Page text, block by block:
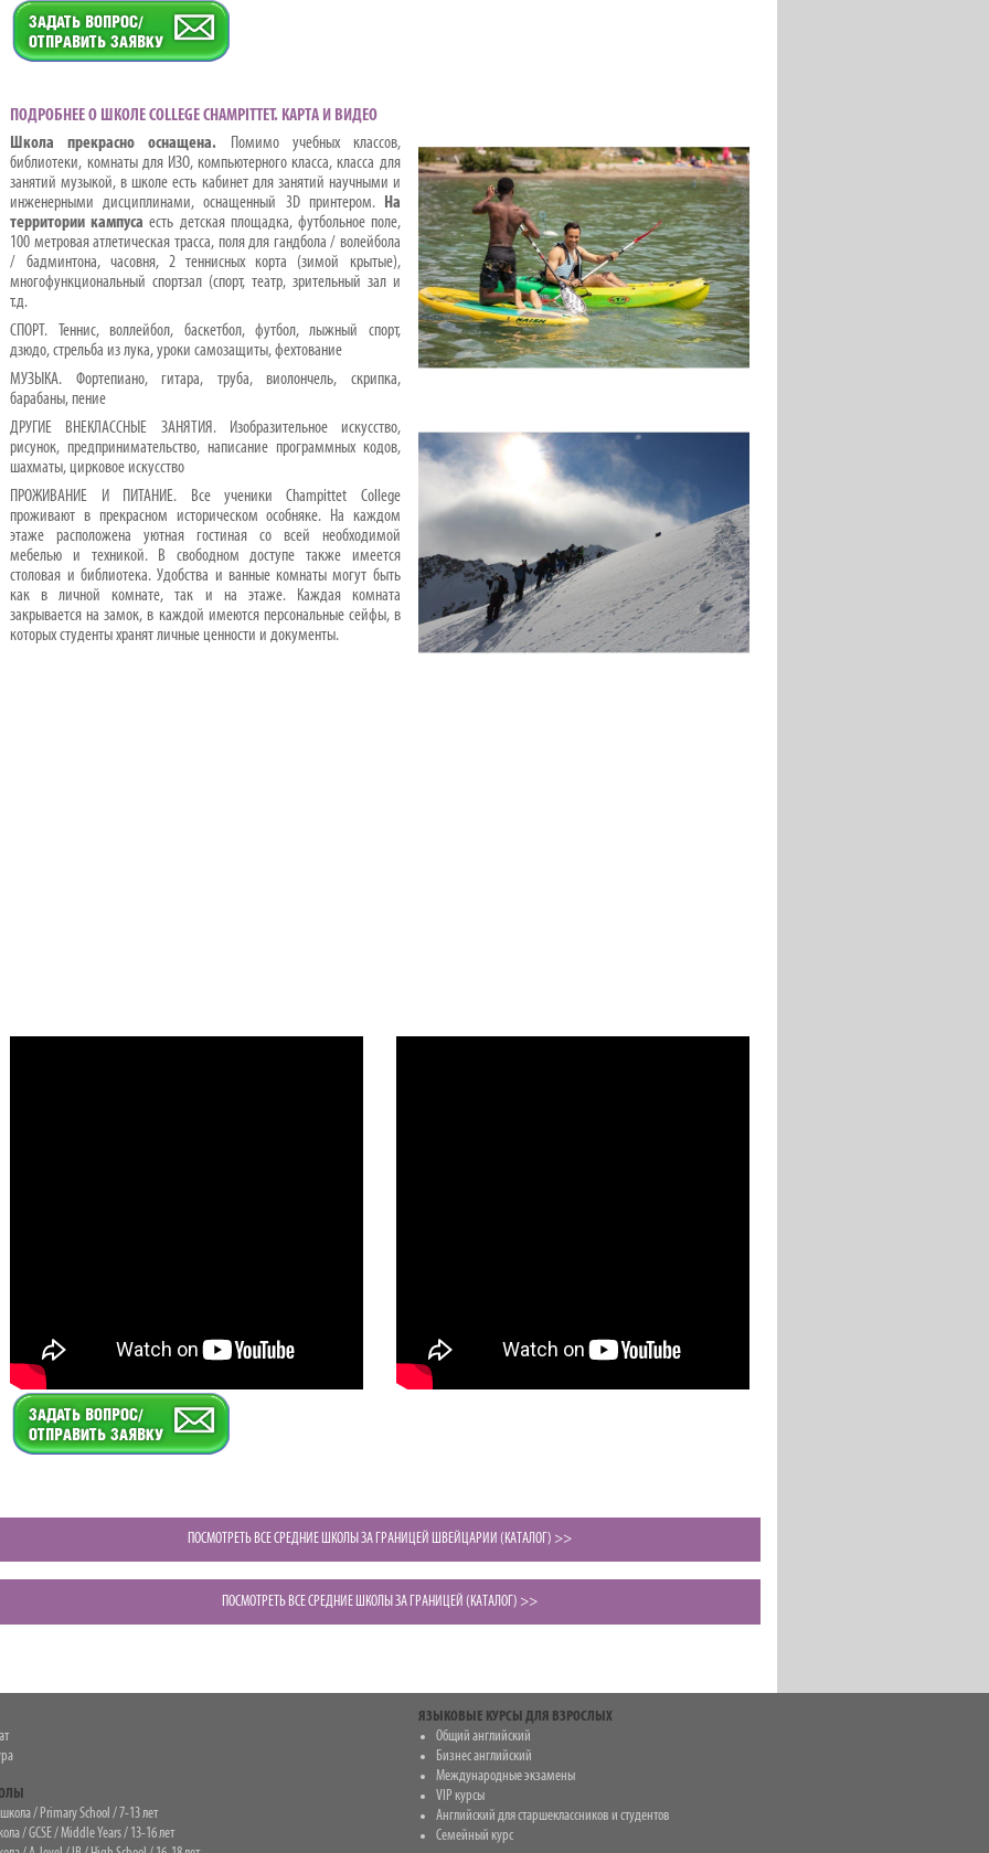
ПОДРОБНЕЕ О ШКОЛЕ COLLEGE CHAMPITTET. КАРТА И ВИДЕО
Школа прекрасно оснащена. Помимо учебных классов,
библиотеки, комнаты для ИЗО, компьютерного класса, класса для
занятий музыкой, в школе есть кабинет для занятий научными и
инженерными дисциплинами, оснащенный 3D принтером.
На
территории кампуса есть детская площадка, футбольное поле,
100 метровая атлетическая трасса, поля для гандбола / волейбола
/ бадминтона, часовня, 2 теннисных корта (зимой крытые),
многофункциональный спортзал (спорт, театр, зрительный зал и
т.д.
СПОРТ. Теннис, воллейбол, баскетбол, футбол, лыжный спорт,
дзюдо, стрельба из лука, уроки самозащиты, фехтование
МУЗЫКА. Фортепиано, гитара, труба, виолончель, скрипка,
барабаны, пение
ДРУГИЕ ВНЕКЛАССНЫЕ ЗАНЯТИЯ. Изобразительное искусство,
рисунок, предпринимательство, написание программных кодов,
шахматы, цирковое искусство
ПРОЖИВАНИЕ И ПИТАНИЕ. Все ученики Champittet College
проживают в прекрасном историческом особняке. На каждом
этаже расположена уютная гостиная со всей необходимой
мебелью и техникой. В свободном доступе также имеется
столовая и библиотека. Удобства и ванные комнаты могут быть
как в личной комнате, так и на этаже. Каждая комната
закрывается на замок, в каждой имеются персональные сейфы, в
которых студенты хранят личные ценности и документы.
ПОСМОТРЕТЬ ВСЕ СРЕДНИЕ ШКОЛЫ ЗА ГРАНИЦЕЙ ШВЕЙЦАРИИ (КАТАЛОГ) >>
ПОСМОТРЕТЬ ВСЕ СРЕДНИЕ ШКОЛЫ ЗА ГРАНИЦЕЙ (КАТАЛОГ) >>
/ Primary School / 7-13 лет
/ GCSE / Middle Years / 13-16 лет
ЯЗЫКОВЫЕ КУРСЫ ДЛЯ ВЗРОСЛЫХ
Общий английский
Бизнес английский
Международные экзамены
VIP курсы
Английский для старшеклассников и студентов
Семейный курс